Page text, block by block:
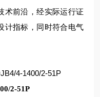
术前沿，经实际运行证
计指标，同时符合电气
2-51P